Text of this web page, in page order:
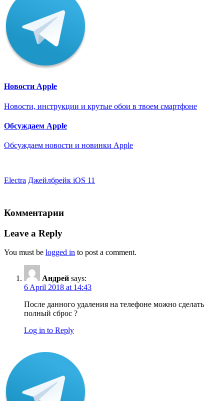
Новости Apple
Новости, инструкции и крутые обои в твоем смартфоне
Обсуждаем Apple
Обсуждаем новости и новинки Apple
Electra Джейлбрейк iOS 11
Комментарии
Leave a Reply
You must be logged in to post a comment.
Андрей says:
6 April 2018 at 14:43
После данного удаления на телефоне можно сделать
полный сброс ?
Log in to Reply